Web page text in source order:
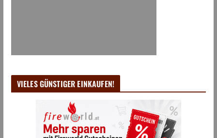
VIELES GÜNSTIGER EINKAUFEN!